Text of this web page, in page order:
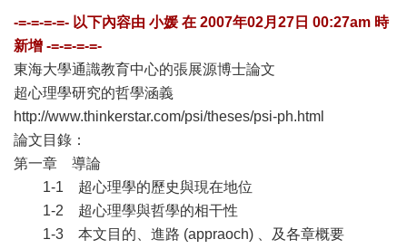
-=-=-=-=- 以下內容由 小媛 在 2007年02月27日 00:27am 時
新增 -=-=-=-=-
東海大學通識教育中心的張展源博士論文
超心理學研究的哲學涵義
http://www.thinkerstar.com/psi/theses/psi-ph.html
論文目錄：
第一章 導論
1-1 超心理學的歷史與現在地位
1-2 超心理學與哲學的相干性
1-3 本文目的、進路 (appraoch) 、及各章概要